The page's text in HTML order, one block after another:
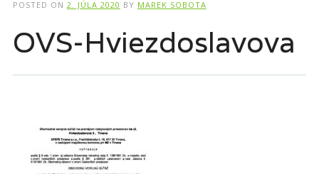
POSTED ON 2. JÚLA 2020 BY MAREK SOBOTA
OVS-Hviezdoslavova